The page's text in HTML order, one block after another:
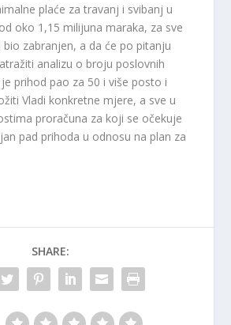
plaće za travanj i svibanj u
oko 1,15 milijuna maraka, za sve
zabranjen, a da će po pitanju
analizu o broju poslovnih
prihod pao za 50 i više posto i
Vladi konkretne mjere, a sve u
proračuna za koji se očekuje
pad prihoda u odnosu na plan za
SHARE: